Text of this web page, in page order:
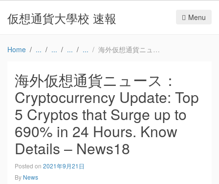
仮想通貨大學校 速報 Menu
Home 海外仮想通貨ニュース：Cryptocurrency Update: Top 5 Cryptos that Surge up to 690% in 24 Hours. Know Details – News18
海外仮想通貨ニュース：
Cryptocurrency Update: Top
5 Cryptos that Surge up to
690% in 24 Hours. Know
Details – News18
Posted on 2021年9月21日
By News